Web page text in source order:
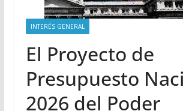
INTERÉS GENERAL
El Proyecto de
Presupuesto
2026 del Poder